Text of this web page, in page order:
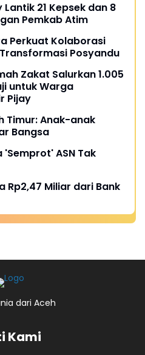
21 Kepsek dan 8
Pemkab Atim
Perkuat Kolaborasi
Posyandu
Zakat Salurkan 1.005
untuk Warga
Pijay
Timur: Anak-anak
Bangsa
ASN Tak
Rp2,47 Miliar dari Bank
dari Aceh
Kami